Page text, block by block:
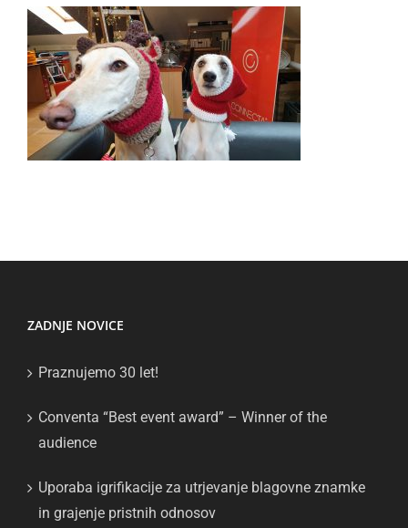
ZADNJE NOVICE
Praznujemo 30 let!
Conventa “Best event award” – Winner of the
audience
Uporaba igrifikacije za utrjevanje blagovne znamke
in grajenje pristnih odnosov